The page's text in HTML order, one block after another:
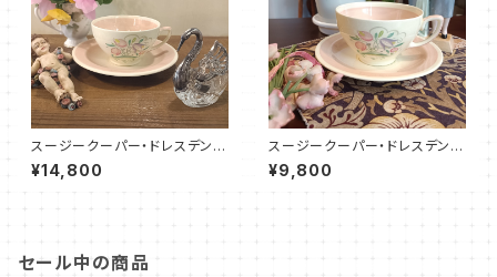
スージークーパー・ドレスデンス
プレイ・C&S（ピンク）SCDR00
83
¥14,800
スージークーパー・ドレスデンス
プレイ・C&S（ピンク）SCDR00
53
¥9,800
セール中の商品